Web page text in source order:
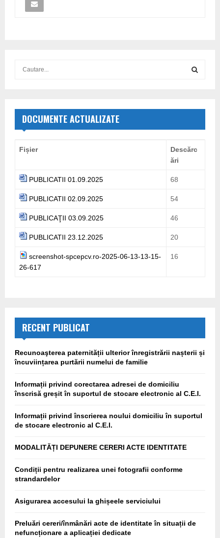
E
A
R
DOCUMENTE ACTUALIZATE
Fișier
Descărc
ări
PUBLICATII 01.09.2025 68
PUBLICATII 02.09.2025 54
PUBLICAŢII 03.09.2025 46
PUBLICATII 23.12.2025 20
screenshot-spcepcv.ro-2025-06-13-13-15-
26-617
16
RECENT PUBLICAT
Recunoaşterea paternității ulterior înregistrării nașterii și
încuviințarea purtării numelui de familie
Informații privind corectarea adresei de domiciliu
înscrisă greșit în suportul de stocare electronic al C.E.I.
Informații privind înscrierea noului domiciliu în suportul
de stocare electronic al C.E.I.
MODALITĂȚI DEPUNERE CERERI ACTE IDENTITATE
Condiții pentru realizarea unei fotografii conforme
strandardelor
Asigurarea accesului la ghișeele serviciului
Preluări cereri/înmânări acte de identitate în situații de
nefuncționare a aplicației dedicate